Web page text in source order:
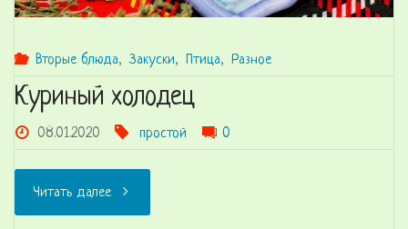
Вторые блюда, Закуски, Птица, Разное
Куриный холодец
08.01.2020 простой 0
Читать далее"Куриный